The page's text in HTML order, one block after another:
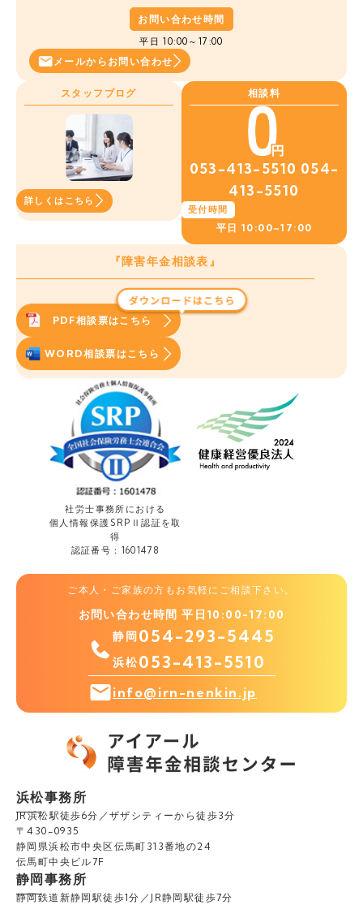
お問い合わせ時間
平日 10:00～17:00
メールから お問い合わせ
スタッフブログ
詳しくはこちら
相談料
053-413-5510 054-
413-5510
受付時間
平日 10:00~17:00
『障害年金相談表』
PDF相談票はこちら
WORD相談票はこちら
社労士事務所における
個人情報保護SRPⅡ認証を取
得
認証番号：1601478
ご本人・ご家族の方もお気軽にご相談下さい。
お問い合わせ時間 平日10:00-17:00
静岡054-293-5445
浜松053-413-5510
info@irn-nenkin.jp
浜松事務所
JR浜松駅徒歩6分／ザザシティーから徒歩3分
〒430-0935
静岡県浜松市中央区伝馬町313番地の24
伝馬町中央ビル7F
静岡事務所
静岡鉄道新静岡駅徒歩1分／JR静岡駅徒歩7分